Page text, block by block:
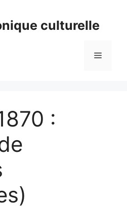
culturelle
Menu
: